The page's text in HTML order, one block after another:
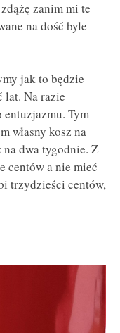
zanim mi te
na dość byle
jak to będzie
lat. Na razie
entuzjazmu. Tym
własny kosz na
dwa tygodnie. Z
centów a nie mieć
trzydzieści centów,